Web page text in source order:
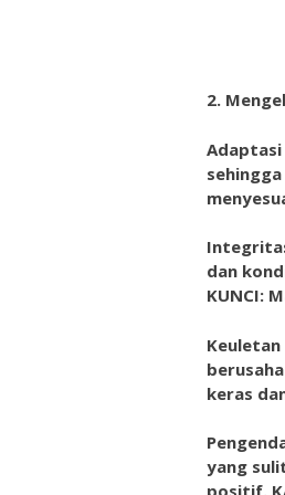
2.
Adaptasi
dan
KUNCI:
Keuletan
keras
yang